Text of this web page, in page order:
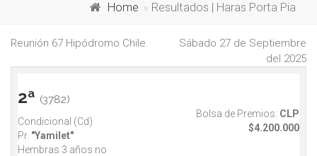
Home Resultados | Haras Porta Pia
Reunión 67 Hipódromo Chile
Sábado 27 de Septiembre
del 2025
2ª (3782)
Condicional (Cd)
Pr. "Yamilet"
Hembras 3 años no
Bolsa de Premios: CLP
$4.200.000